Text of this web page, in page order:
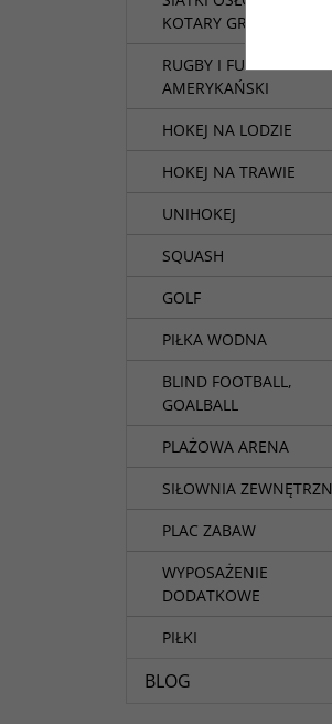
KOTARY GRODZĄCE
RUGBY I FUTBOL
AMERYKAŃSKI
HOKEJ NA LODZIE
HOKEJ NA TRAWIE
UNIHOKEJ
SQUASH
GOLF
PIŁKA WODNA
BLIND FOOTBALL,
GOALBALL
PLAŻOWA ARENA
SIŁOWNIA
PLAC ZABAW
WYPOSAŻENIE
DODATKOWE
PIŁKI
BLOG